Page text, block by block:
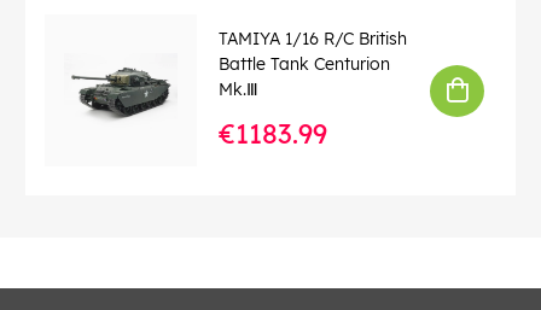
TAMIYA 1/16 R/C British
Battle Tank Centurion
Mk.Ⅲ
€1183.99